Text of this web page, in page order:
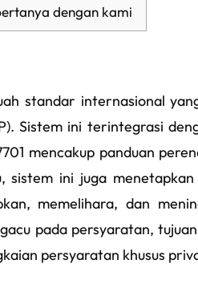
dengan kami
standar internasional
Sistem ini terintegrasi
mencakup panduan
sistem ini juga
memelihara, dan
pada persyaratan,
persyaratan khusus